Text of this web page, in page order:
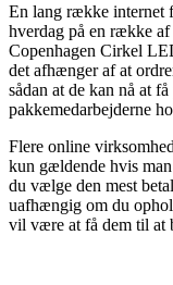
En lang række internet
hverdag på en række
Copenhagen Cirkel
det afhænger af at
sådan at de kan nå at
pakkemedarbejderne
Flere online
kun gældende hvis
du vælge den mest
uafhængig om du
vil være at få dem til at